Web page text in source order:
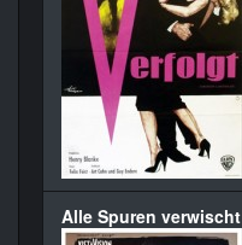
Alle Spuren verwischt